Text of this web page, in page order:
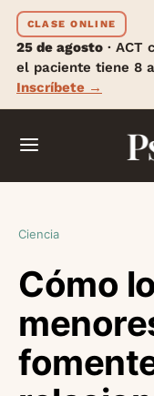
CLASE ONLINE
25 de agosto · ACT
el paciente tiene 8
Inscríbete →
Ciencia
Cómo